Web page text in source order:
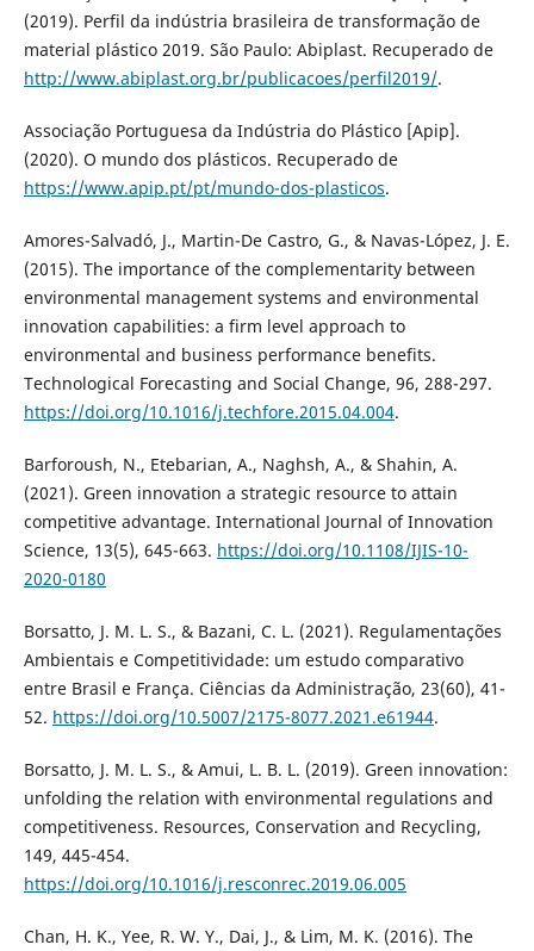
(2019). Perfil da indústria brasileira de transformação de
material plástico 2019. São Paulo: Abiplast. Recuperado de
http://www.abiplast.org.br/publicacoes/perfil2019/.
Associação Portuguesa da Indústria do Plástico [Apip].
(2020). O mundo dos plásticos. Recuperado de
https://www.apip.pt/pt/mundo-dos-plasticos.
Amores-Salvadó, J., Martin-De Castro, G., & Navas-López, J. E.
(2015). The importance of the complementarity between
environmental management systems and environmental
innovation capabilities: a firm level approach to
environmental and business performance benefits.
Technological Forecasting and Social Change, 96, 288-297.
https://doi.org/10.1016/j.techfore.2015.04.004.
Barforoush, N., Etebarian, A., Naghsh, A., & Shahin, A.
(2021). Green innovation a strategic resource to attain
competitive advantage. International Journal of Innovation
Science, 13(5), 645-663. https://doi.org/10.1108/IJIS-10-
2020-0180
Borsatto, J. M. L. S., & Bazani, C. L. (2021). Regulamentações
Ambientais e Competitividade: um estudo comparativo
entre Brasil e França. Ciências da Administração, 23(60), 41-
52. https://doi.org/10.5007/2175-8077.2021.e61944.
Borsatto, J. M. L. S., & Amui, L. B. L. (2019). Green innovation:
unfolding the relation with environmental regulations and
competitiveness. Resources, Conservation and Recycling,
149, 445-454.
https://doi.org/10.1016/j.resconrec.2019.06.005
Chan, H. K., Yee, R. W. Y., Dai, J., & Lim, M. K. (2016). The